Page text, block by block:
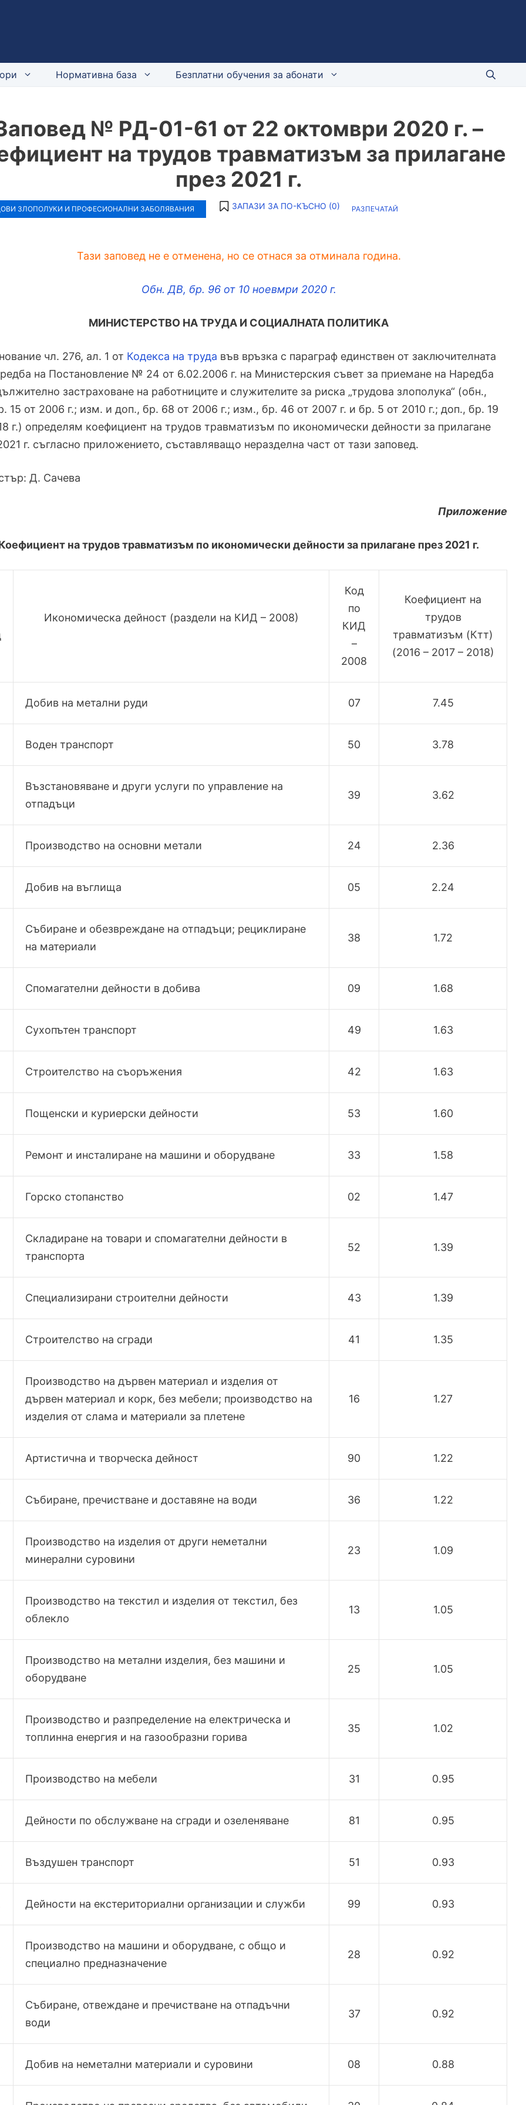
Нормативна база Безплатни обучения за абонати
№ РД-01-61 от 22 октомври 2020 г. –
на трудов травматизъм за прилагане
през 2021 г.
ЗЛОПОЛУКИ И ПРОФЕСИОНАЛНИ ЗАБОЛЯВАНИЯ ЗАПАЗИ ЗА ПО-КЪСНО (0) РАЗПЕЧАТАЙ
Тази заповед не е отменена, но се отнася за отминала година.
Обн. ДВ, бр. 96 от 10 ноевмри 2020 г.
МИНИСТЕРСТВО НА ТРУДА И СОЦИАЛНАТА ПОЛИТИКА
чл. 276, ал. 1 от Кодекса на труда във връзка с параграф единствен от заключителната
на Постановление № 24 от 6.02.2006 г. на Министерския съвет за приемане на Наредба
застраховане на работниците и служителите за риска „трудова злополука“ (обн.,
15 от 2006 г.; изм. и доп., бр. 68 от 2006 г.; изм., бр. 46 от 2007 г. и бр. 5 от 2010 г.; доп., бр. 19
г.) определям коефициент на трудов травматизъм по икономически дейности за прилагане
г. съгласно приложението, съставляващо неразделна част от тази заповед.
Д. Сачева
Приложение
на трудов травматизъм по икономически дейности за прилагане през 2021 г.
Икономическа дейност (раздели на КИД – 2008)
Код
по
КИД
–
2008
Коефициент на
трудов
травматизъм (Ктт)
(2016 – 2017 – 2018)
Добив на метални руди 07 7.45
Воден транспорт 50 3.78
Възстановяване и други услуги по управление на
отпадъци
39 3.62
Производство на основни метали 24 2.36
Добив на въглища 05 2.24
Събиране и обезвреждане на отпадъци; рециклиране
на материали
38 1.72
Спомагателни дейности в добива 09 1.68
Сухопътен транспорт 49 1.63
Строителство на съоръжения 42 1.63
Пощенски и куриерски дейности 53 1.60
Ремонт и инсталиране на машини и оборудване 33 1.58
Горско стопанство 02 1.47
Складиране на товари и спомагателни дейности в
транспорта
52 1.39
Специализирани строителни дейности 43 1.39
Строителство на сгради 41 1.35
Производство на дървен материал и изделия от
дървен материал и корк, без мебели; производство на
изделия от слама и материали за плетене
16 1.27
Артистична и творческа дейност 90 1.22
Събиране, пречистване и доставяне на води 36 1.22
Производство на изделия от други неметални
минерални суровини
23 1.09
Производство на текстил и изделия от текстил, без
облекло
13 1.05
Производство на метални изделия, без машини и
оборудване
25 1.05
Производство и разпределение на електрическа и
топлинна енергия и на газообразни горива
35 1.02
Производство на мебели 31 0.95
Дейности по обслужване на сгради и озеленяване 81 0.95
Въздушен транспорт 51 0.93
Дейности на екстериториални организации и служби 99 0.93
Производство на машини и оборудване, с общо и
специално предназначение
28 0.92
Събиране, отвеждане и пречистване на отпадъчни
води
37 0.92
Добив на неметални материали и суровини 08 0.88